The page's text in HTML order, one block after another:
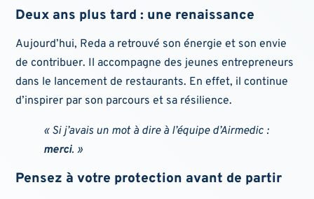
Deux ans plus tard : une renaissance
Aujourd’hui, Reda a retrouvé son énergie et son envie
de contribuer. Il accompagne des jeunes entrepreneurs
dans le lancement de restaurants. En effet, il continue
d’inspirer par son parcours et sa résilience.
« Si j’avais un mot à dire à l’équipe d’Airmedic :
merci. »
Pensez à votre protection avant de partir